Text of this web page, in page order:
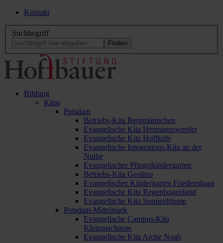
Kontakt
Suchbegriff
Bildung
Kitas
Potsdam
Betriebs-Kita Bergmännchen
Evangelische Kita Hermannswerder
Evangelische Kita Hoffkids
Evangelische Integrations-Kita an der
Nuthe
Evangelischer Pfingstkindergarten
Betriebs-Kita Geolino
Evangelischer Kindergarten Friedenshaus
Evangelische Kita Regenbogenland
Evangelische Kita Sonnenblume
Potsdam-Mittelmark
Evangelische Campus-Kita
Kleinmachnow
Evangelische Kita Arche Noah